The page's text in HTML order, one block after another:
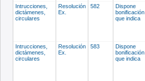
Intrucciones,
dictámenes,
circulares
Resolución
Ex.
582
Dispone
bonificación
que indica
Intrucciones,
dictámenes,
circulares
Resolución
Ex.
583
Dispone
bonificación
que indica